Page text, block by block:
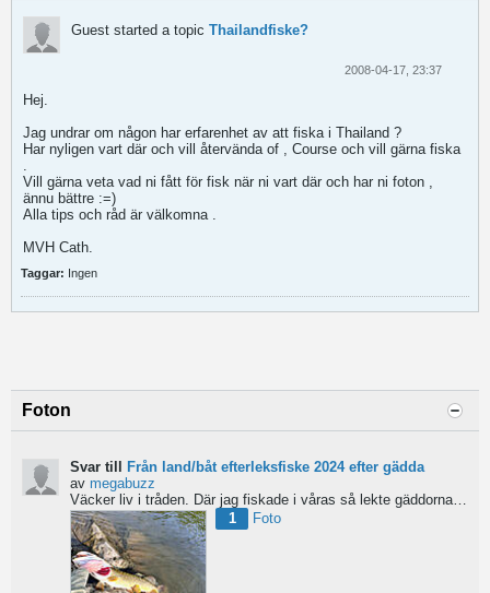
Guest started a topic Thailandfiske?
2008-04-17, 23:37
Hej.
Jag undrar om någon har erfarenhet av att fiska i Thailand ?
Har nyligen vart där och vill återvända of , Course och vill gärna fiska
.
Vill gärna veta vad ni fått för fisk när ni vart där och har ni foton ,
ännu bättre :=)
Alla tips och råd är välkomna .
MVH Cath.
Taggar: Ingen
Foton
Svar till
Från land/båt efterleksfiske 2024 efter gädda
av megabuzz
Väcker liv i tråden. Där jag fiskade i våras så lekte gäddorna från början av mars hela vägen in i juni...
1
Foto